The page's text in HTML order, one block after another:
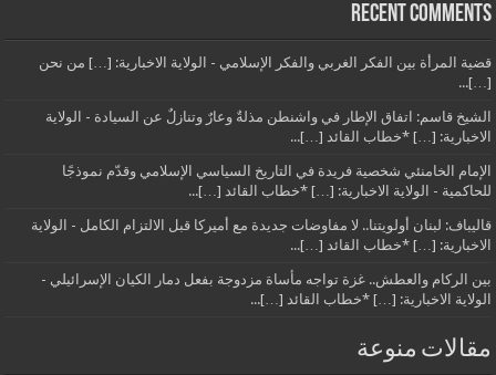
Recent Comments
قضية المرأة بين الفكر الغربي والفكر الإسلامي - الولاية الاخبارية: […] من نحن
[…]...
الشيخ قاسم: اتفاق الإطار في واشنطن مذلةٌ وعارٌ وتنازلٌ عن السيادة - الولاية
الاخبارية: […] *خطاب القائد […]...
الإمام الخامنئي شخصية فريدة في التاريخ السياسي الإسلامي وقدّم نموذجًا
للحاكمية - الولاية الاخبارية: […] *خطاب القائد […]...
قاليباف: لبنان أولويتنا.. لا مفاوضات جديدة مع أميركا قبل الالتزام الكامل - الولاية
الاخبارية: […] *خطاب القائد […]...
بين الركام والعطش.. غزة تواجه مأساة مزدوجة بفعل دمار الكيان الإسرائيلي -
الولاية الاخبارية: […] *خطاب القائد […]...
مقالات منوعة